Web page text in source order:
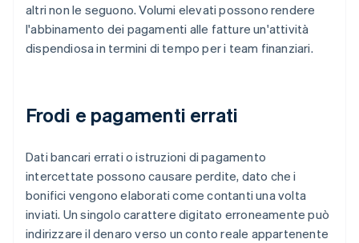
altri non le seguono. Volumi elevati possono rendere
l'abbinamento dei pagamenti alle fatture un'attività
dispendiosa in termini di tempo per i team finanziari.
Frodi e pagamenti errati
Dati bancari errati o istruzioni di pagamento
intercettate possono causare perdite, dato che i
bonifici vengono elaborati come contanti una volta
inviati. Un singolo carattere digitato erroneamente può
indirizzare il denaro verso un conto reale appartenente